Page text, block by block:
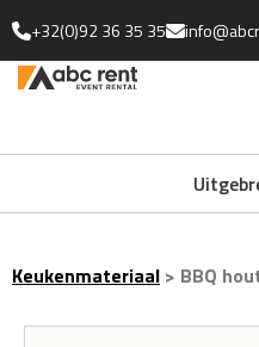
+32(0)92 36 35 35
Keukenmateriaal > BBQ